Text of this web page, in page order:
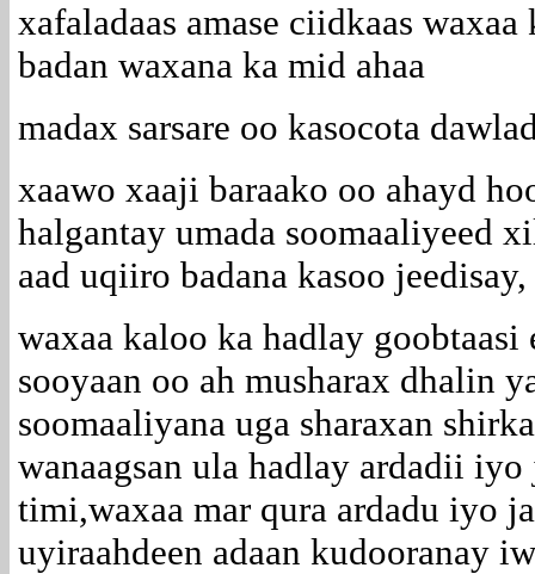
xafaladaas amase ciidkaas
badan waxana ka mid ahaa
madax sarsare oo kasocota
xaawo xaaji baraako oo ahayd
halgantay umada soomaaliyeed
aad uqiiro badana kasoo jeedisay,
waxaa kaloo ka hadlay goobtaasi
sooyaan oo ah musharax dhalin
soomaaliyana uga sharaxan
wanaagsan ula hadlay ardadii
timi,waxaa mar qura ardadu iyo
uyiraahdeen adaan kudooranay